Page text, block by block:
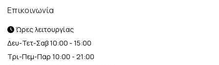
Επικοινωνία
Ώρες λειτουργίας
Δευ-Τετ-Σαβ 10:00 - 15:00
Τρι-Πεμ-Παρ 10:00 - 21:00